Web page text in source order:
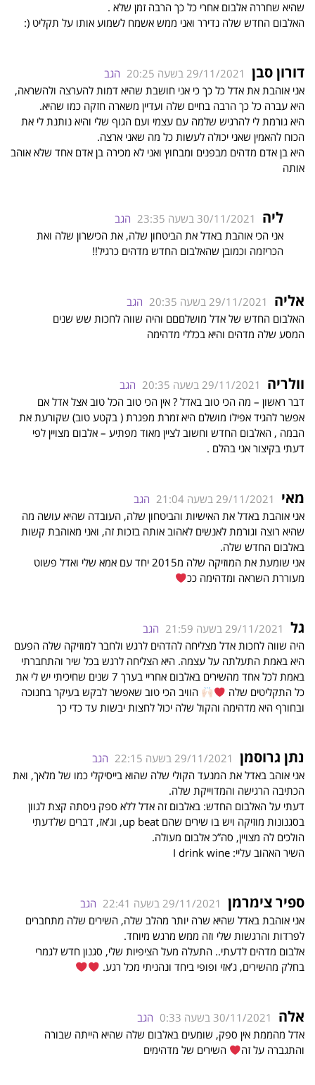
שהיא שחררה אלבום אחרי כל כך הרבה זמן שלא .
האלבום החדש שלה נדירר ואני ממש אשמח לשמוע אותו על תקליט (:
דורון סבן 29/11/2021 בשעה 20:25
הגב
אני אוהבת את אדל כל כך כי אני חושבת שהיא דמות להערצה ולהשראה,
היא עברה כל כך הרבה בחיים שלה ועדיין משארה חזקה כמו שהיא.
היא גורמת לי להרגיש שלמה עם עצמי ועם הגוף שלי והיא נותנת לי את
הכוח להאמין שאני יכולה לעשות כל מה שאני ארצה.
היא בן אדם מדהים מבפנים ומבחוץ ואני לא מכירה בן אדם אחד שלא אוהב
אותה
ליה 30/11/2021 בשעה 23:35
הגב
אני הכי אוהבת באדל את הביטחון שלה, את הכישרון שלה ואת
הכריזמה וכמובן שהאלבום החדש מדהים כרגיל!!
אליה 29/11/2021 בשעה 20:35
הגב
האלבום החדש של אדל מושלםםם והיה שווה לחכות שש שנים
המסע שלה מדהים והיא בכללי מדהימה
וולריה 29/11/2021 בשעה 20:35
הגב
דבר ראשון – מה הכי טוב באדל ? אין הכי טוב הכל טוב אצל אדל אם
אפשר להגיד אפילו מושלם היא זמרת מפגרת ( בקטע טוב) שקורעת את
הבמה , האלבום החדש וחשוב לציין מאוד מפתיע – אלבום מצויין לפי
דעתי בקיצור אני בהלם .
מאי 29/11/2021 בשעה 21:04
הגב
אני אוהבת באדל את האישיות והביטחון שלה, העובדה שהיא עושה מה
שהיא רוצה וגורמת לאנשים לאהוב אותה בזכות זה, ואני מאוהבת קשות
באלבום החדש שלה.
אני שומעת את המוזיקה שלה מ2015 יחד עם אמא שלי ואדל פשוט
מעוררת השראה ומדהימה ככ
גל 29/11/2021 בשעה 21:59
הגב
היה שווה לחכות אדל מצליחה להדהים לרגש ולחבר למוזיקה שלה הפעם
היא באמת התעלתה על עצמה. היא הצליחה לרגש בכל שיר והתחברתי
באמת לכל אחד מהשירים באלבום אחריי בערך 7 שנים שחיכיתי יש לי את
כל התקליטים שלה
הוויב הכי טוב שאפשר לבקש בעיקר בחנוכה
ובחורף היא מדהימה והקול שלה יכול לחצות יבשות עד כדי כך
נתן גרוסמן 29/11/2021 בשעה 22:15
הגב
אני אוהב באדל את המנעד הקולי שלה שהוא בייסיקלי כמו של מלאך, ואת
הכתיבה הרגישה והמדוייקת שלה.
דעתי על האלבום החדש: באלבום זה אדל ללא ספק ניסתה קצת לגוון
בסגנונות מוזיקה ויש בו שירים שהם up beat, וג’אז, דברים שלדעתי
הולכים לה מצויין, סה”כ אלבום מעולה.
השיר האהוב עליי: I drink wine
ספיר צימרמן 29/11/2021 בשעה 22:41
הגב
אני אוהבת באדל שהיא שרה יותר מהלב שלה, השירים שלה מתחברים
לפרדות והרגשות שלי וזה ממש מרגש מיוחד.
אלבום מדהים לדעתי.. התעלה מעל הציפיות שלי, סגנון חדש לגמרי
בחלק מהשירים, ג’אזי ופופי ביחד ונהניתי מכל רגע.
אלה 30/11/2021 בשעה 0:33
הגב
אדל מהממת אין ספק, שומעים באלבום שלה שהיא הייתה שבורה
והתגברה על זה
השירים של מדהימים